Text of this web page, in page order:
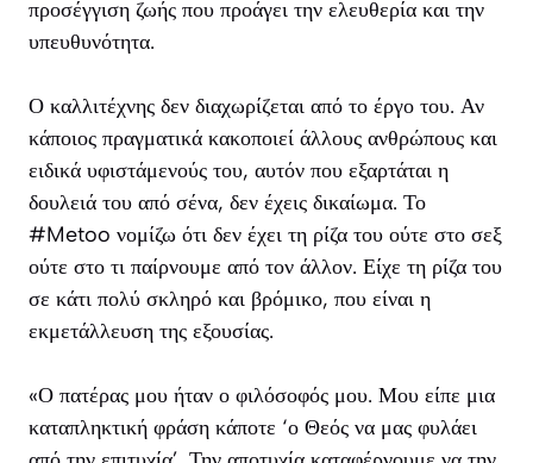
προσέγγιση ζωής που προάγει την ελευθερία και την
υπευθυνότητα.
Ο καλλιτέχνης δεν διαχωρίζεται από το έργο του. Αν
κάποιος πραγματικά κακοποιεί άλλους ανθρώπους και
ειδικά υφιστάμενούς του, αυτόν που εξαρτάται η
δουλειά του από σένα, δεν έχεις δικαίωμα. Το
#Metoo νομίζω ότι δεν έχει τη ρίζα του ούτε στο σεξ
ούτε στο τι παίρνουμε από τον άλλον. Είχε τη ρίζα του
σε κάτι πολύ σκληρό και βρόμικο, που είναι η
εκμετάλλευση της εξουσίας.
«Ο πατέρας μου ήταν ο φιλόσοφός μου. Μου είπε μια
καταπληκτική φράση κάποτε ‘ο Θεός να μας φυλάει